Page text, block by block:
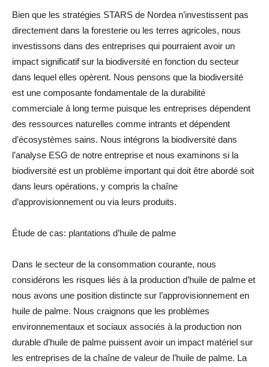
Bien que les stratégies STARS de Nordea n’investissent pas
directement dans la foresterie ou les terres agricoles, nous
investissons dans des entreprises qui pourraient avoir un
impact significatif sur la biodiversité en fonction du secteur
dans lequel elles opèrent. Nous pensons que la biodiversité
est une composante fondamentale de la durabilité
commerciale à long terme puisque les entreprises dépendent
des ressources naturelles comme intrants et dépendent
d’écosystèmes sains. Nous intégrons la biodiversité dans
l’analyse ESG de notre entreprise et nous examinons si la
biodiversité est un problème important qui doit être abordé soit
dans leurs opérations, y compris la chaîne
d’approvisionnement ou via leurs produits.
Étude de cas: plantations d’huile de palme
Dans le secteur de la consommation courante, nous
considérons les risques liés à la production d’huile de palme et
nous avons une position distincte sur l’approvisionnement en
huile de palme. Nous craignons que les problèmes
environnementaux et sociaux associés à la production non
durable d’huile de palme puissent avoir un impact matériel sur
les entreprises de la chaîne de valeur de l’huile de palme. La